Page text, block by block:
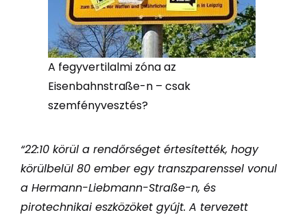
A fegyvertilalmi zóna az
Eisenbahnstraße-n – csak
szemfényvesztés?
“22:10 körül a rendőrséget értesítették, hogy
körülbelül 80 ember egy transzparenssel vonul
a Hermann-Liebmann-Straße-n, és
pirotechnikai eszközöket gyújt. A tervezett